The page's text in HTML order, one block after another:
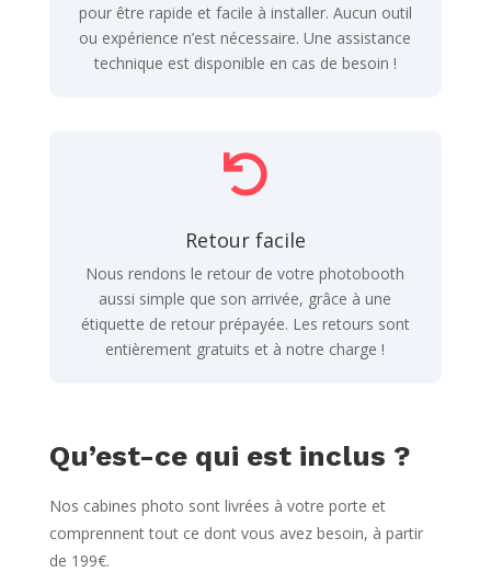
pour être rapide et facile à installer. Aucun outil
ou expérience n’est nécessaire. Une assistance
technique est disponible en cas de besoin !

Retour facile
Nous rendons le retour de votre photobooth
aussi simple que son arrivée, grâce à une
étiquette de retour prépayée. Les retours sont
entièrement gratuits et à notre charge !
Qu’est-ce qui est inclus ?
Nos cabines photo sont livrées à votre porte et
comprennent tout ce dont vous avez besoin, à partir
de 199€.